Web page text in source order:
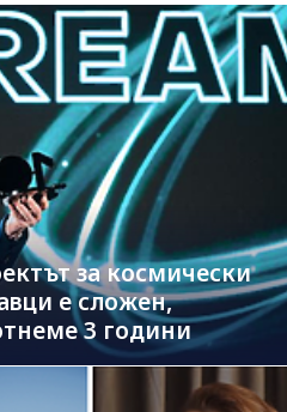
за космически
е сложен,
3 години